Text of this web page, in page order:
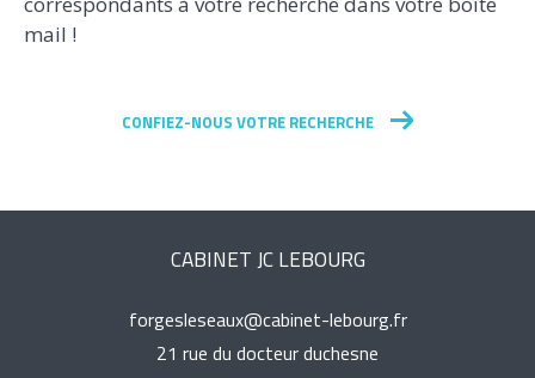
mail !
CONFIEZ-NOUS VOTRE RECHERCHE
CABINET JC LEBOURG
forgesleseaux@cabinet-lebourg.fr
21 rue du docteur duchesne